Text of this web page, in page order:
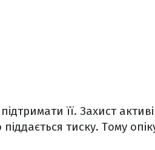
її. Захист
тиску. Тому